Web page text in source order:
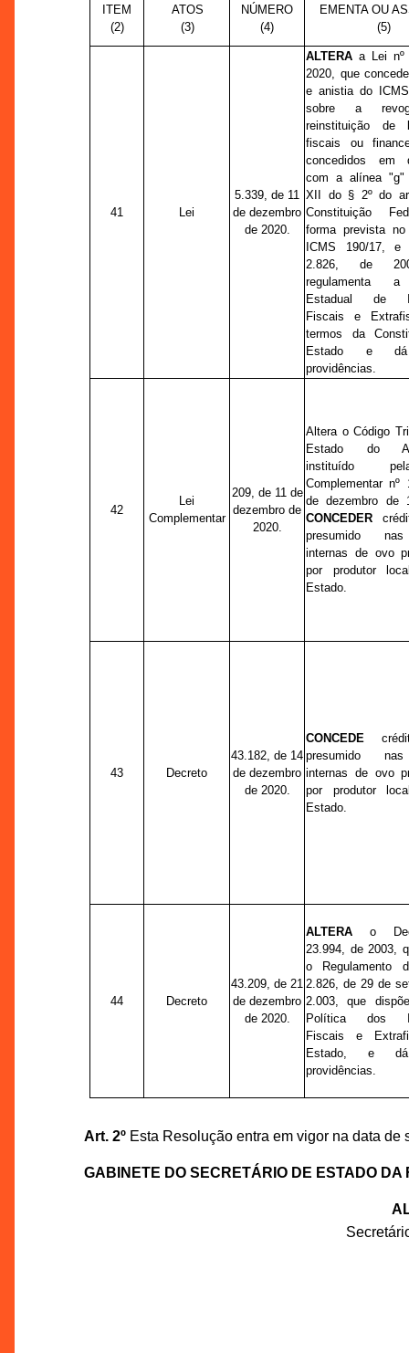
ITEM
(2)
ATOS
(3)
NÚMERO
(4)
EMENTA OU
(5)
41 Lei
5.339, de 11
de dezembro
de 2020.
ALTERA a Lei nº
2020, que
e anistia do
sobre a
reinstituição de
fiscais ou
concedidos em
com a alínea "g"
XII do § 2º do
Constituição
forma prevista no
ICMS 190/17,
2.826, de
regulamenta
Estadual de
Fiscais e
termos da
Estado e
providências.
42
Lei
Complementar
209, de 11 de
dezembro de
2020.
Altera o Código
Estado do
instituído
Complementar
de dezembro de
CONCEDER
presumido
internas de ovo
por produtor
Estado.
43 Decreto
43.182, de 14
de dezembro
de 2020.
CONCEDE
presumido
internas de ovo
por produtor
Estado.
44 Decreto
43.209, de 21
de dezembro
de 2020.
ALTERA o
23.994, de 2003,
o Regulamento
2.826, de 29 de
2.003, que
Política dos
Fiscais e
Estado, e
providências.
Art. 2ºEsta Resolução entra em vigor na data de
GABINETE DO SECRETÁRIO DE ESTADO DA